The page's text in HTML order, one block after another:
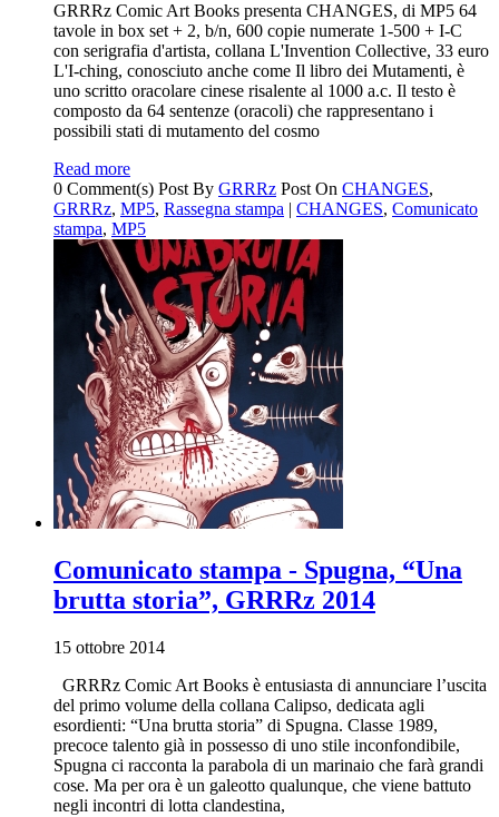
GRRRz Comic Art Books presenta CHANGES, di MP5 64
tavole in box set + 2, b/n, 600 copie numerate 1-500 + I-C
con serigrafia d'artista, collana L'Invention Collective, 33 euro
L'I-ching, conosciuto anche come Il libro dei Mutamenti, è
uno scritto oracolare cinese risalente al 1000 a.c. Il testo è
composto da 64 sentenze (oracoli) che rappresentano i
possibili stati di mutamento del cosmo
Read more
0 Comment(s) Post By GRRRz Post On CHANGES,
GRRRz, MP5, Rassegna stampa | CHANGES, Comunicato
stampa, MP5
Comunicato stampa - Spugna, “Una
brutta storia”, GRRRz 2014
15 ottobre 2014
GRRRz Comic Art Books è entusiasta di annunciare l’uscita
del primo volume della collana Calipso, dedicata agli
esordienti: “Una brutta storia” di Spugna. Classe 1989,
precoce talento già in possesso di uno stile inconfondibile,
Spugna ci racconta la parabola di un marinaio che farà grandi
cose. Ma per ora è un galeotto qualunque, che viene battuto
negli incontri di lotta clandestina,